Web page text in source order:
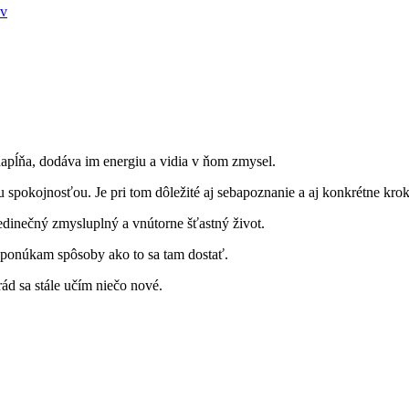
dodáva im energiu a vidia v ňom zmysel.
Je pri tom dôležité aj sebapoznanie a aj konkrétne
zmysluplný a vnútorne šťastný život.
spôsoby ako to sa tam dostať.
sa stále učím niečo nové.